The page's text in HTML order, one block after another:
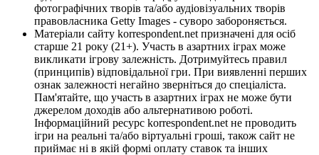
фотографічних творів та/або аудіовізуальних творів
правовласника Getty Images - суворо забороняється.
Матеріали сайту korrespondent.net призначені для осіб
старше 21 року (21+). Участь в азартних іграх може
викликати ігрову залежність. Дотримуйтесь правил
(принципів) відповідальної гри. При виявленні перших
ознак залежності негайно зверніться до спеціаліста.
Пам'ятайте, що участь в азартних іграх не може бути
джерелом доходів або альтернативою роботі.
Інформаційний ресурс korrespondent.net не проводить
ігри на реальні та/або віртуальні гроші, також сайт не
приймає ні в якій формі оплату ставок та інших